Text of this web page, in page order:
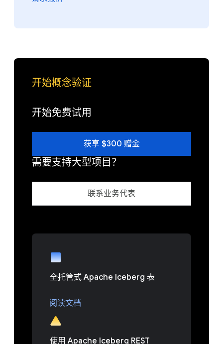
开始概念验证
开始免费试用
获享 $300 赠金
需要支持大型项目？
联系业务代表
全托管式 Apache Iceberg 表
阅读文档
使用 Apache Iceberg REST